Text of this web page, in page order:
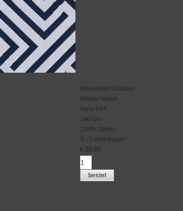
Meubelstof Outdoor
Milano Nepal
Navy 044
140 cm
100% Olefin
3 - 5 werkdagen
€ 26,95
bestel